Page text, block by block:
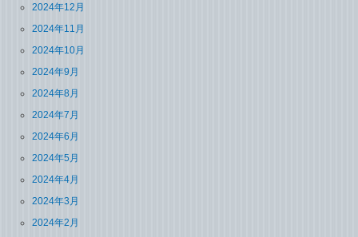
2024年12月
2024年11月
2024年10月
2024年9月
2024年8月
2024年7月
2024年6月
2024年5月
2024年4月
2024年3月
2024年2月